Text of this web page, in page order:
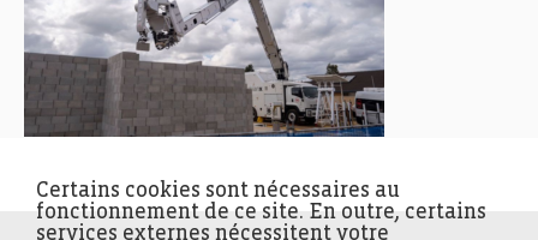
Certains cookies sont nécessaires au
fonctionnement de ce site. En outre, certains
services externes nécessitent votre